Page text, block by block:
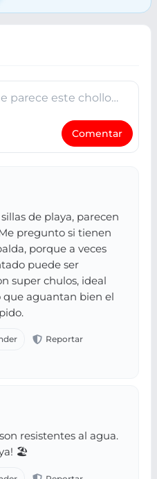
parece este chollo…
Comentar
de playa, parecen
pregunto si tienen
porque a veces
puede ser
super chulos, ideal
que aguantan bien el
resistentes al agua.
🏖️